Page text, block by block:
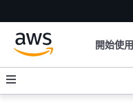
開始使用